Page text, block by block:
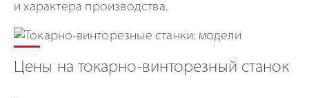
и характера производства.
Цены на токарно-винторезный станок